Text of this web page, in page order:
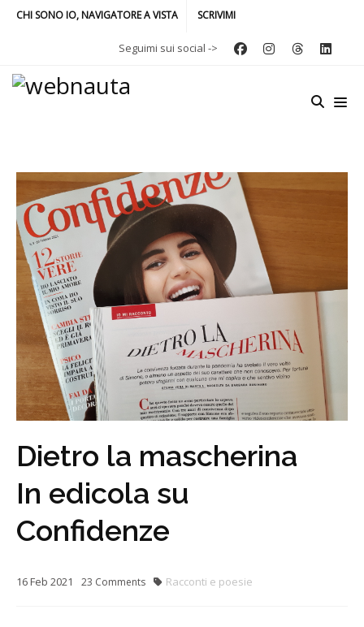
CHI SONO IO, NAVIGATORE A VISTA SCRIVIMI
Seguimi sui social ->
Dietro la mascherina
In edicola su
Confidenze
16Feb 2021 23 Comments Racconti e poesie